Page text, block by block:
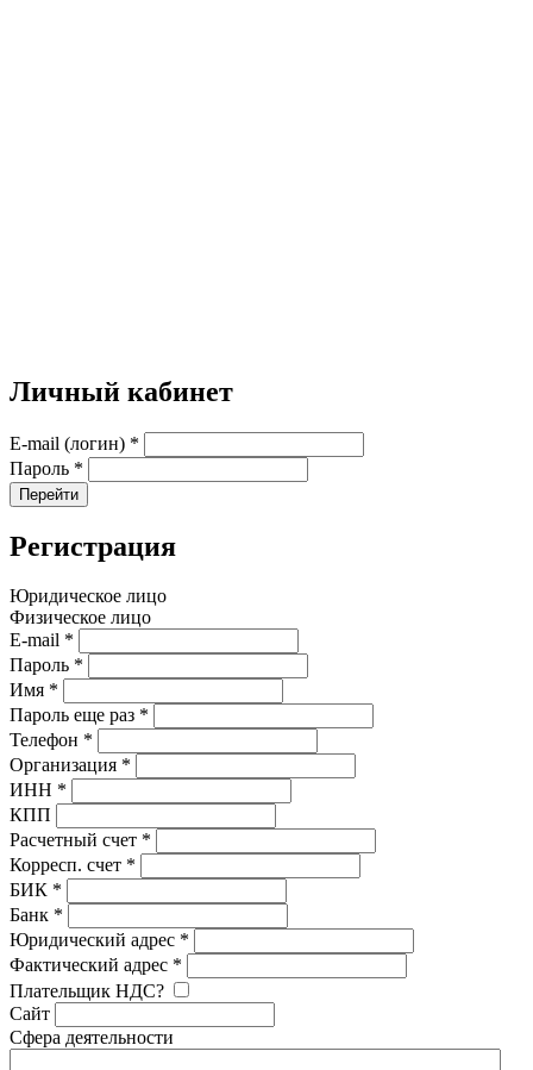
Личный кабинет
E-mail (логин) *
Пароль *
Перейти
Регистрация
Юридическое лицо
Физическое лицо
E-mail *
Пароль *
Имя *
Пароль еще раз *
Телефон *
Организация *
ИНН *
КПП
Расчетный счет *
Корресп. счет *
БИК *
Банк *
Юридический адрес *
Фактический адрес *
Плательщик НДС?
Сайт
Сфера деятельности